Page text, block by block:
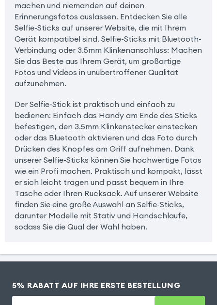
machen und niemanden auf deinen
Erinnerungsfotos auslassen. Entdecken Sie alle
Selfie-Sticks auf unserer Website, die mit Ihrem
Gerät kompatibel sind. Selfie-Sticks mit Bluetooth-
Verbindung oder 3.5mm Klinkenanschluss: Machen
Sie das Beste aus Ihrem Gerät, um großartige
Fotos und Videos in unübertroffener Qualität
aufzunehmen.
Der Selfie-Stick ist praktisch und einfach zu
bedienen: Einfach das Handy am Ende des Sticks
befestigen, den 3.5mm Klinkenstecker einstecken
oder das Bluetooth aktivieren und das Foto durch
Drücken des Knopfes am Griff aufnehmen. Dank
unserer Selfie-Sticks können Sie hochwertige Fotos
wie ein Profi machen. Praktisch und kompakt, lässt
er sich leicht tragen und passt bequem in Ihre
Tasche oder Ihren Rucksack. Auf unserer Website
finden Sie eine große Auswahl an Selfie-Sticks,
darunter Modelle mit Stativ und Handschlaufe,
sodass Sie die Qual der Wahl haben.
5% RABATT AUF IHRE ERSTE BESTELLUNG